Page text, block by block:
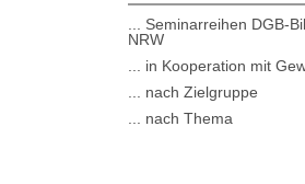
... Seminarreihen DGB-
NRW
... in Kooperation mit
... nach Zielgruppe
... nach Thema